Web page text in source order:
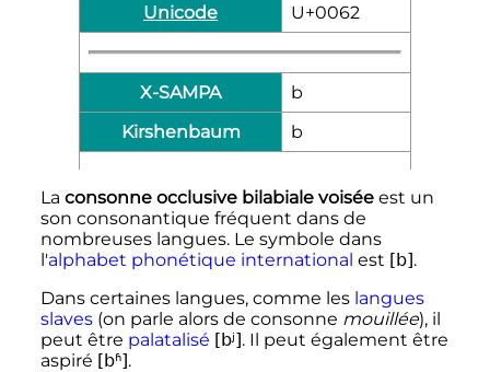
Unicode
U+0062
X-SAMPA
b
Kirshenbaum
b
La consonne occlusive bilabiale voiséeest un
son consonantique fréquent dans de
nombreuses langues. Le symbole dans
l'alphabet phonétique international est [b].
Dans certaines langues, comme les langues
slaves(on parle alors de consonne mouillée), il
peut être palatalisé [bʲ]. Il peut également être
aspiré [bʱ].